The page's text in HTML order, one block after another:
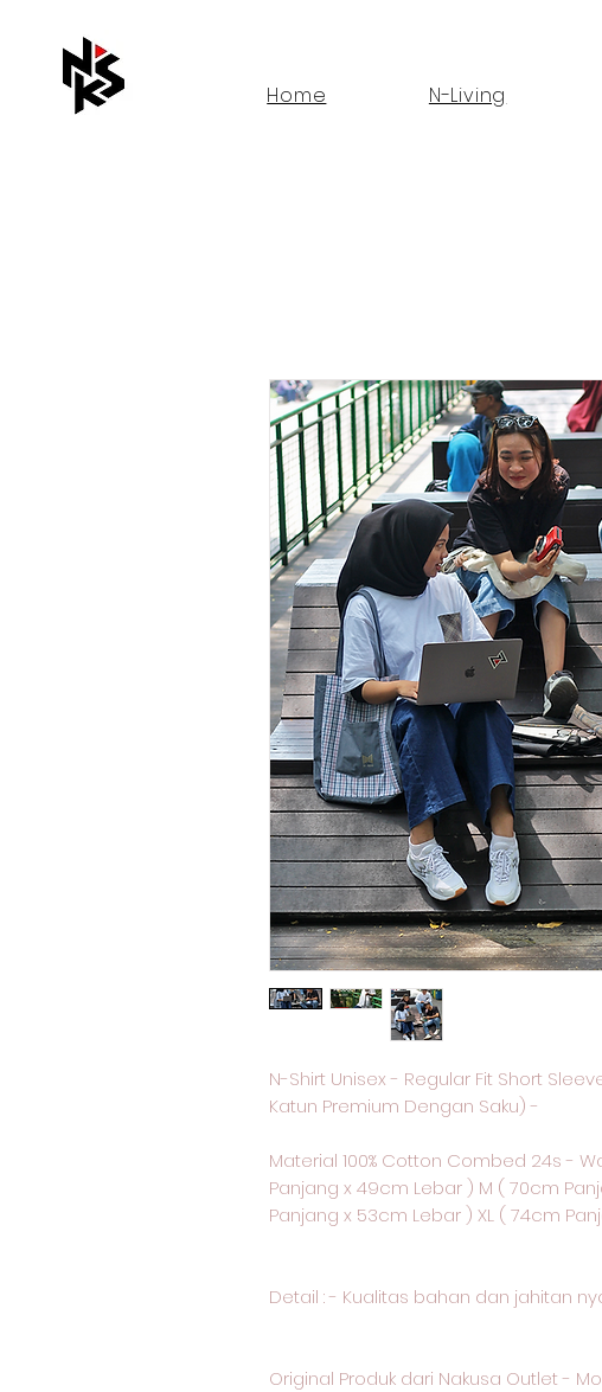
Home N-Living
N-Shirt Unisex - Regular Fit Short
Katun Premium Dengan Saku) -
Material 100% Cotton Combed 24s -
Panjang x 49cm Lebar ) M ( 70cm
Panjang x 53cm Lebar ) XL ( 74cm
Detail : - Kualitas bahan dan jahitan
Original Produk dari Nakusa Outlet -